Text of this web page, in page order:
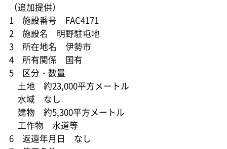
（追加提供）
1 施設番号 FAC4171
2 施設名 明野駐屯地
3 所在地名 伊勢市
4 所有関係 国有
5 区分・数量
土地 約23,000平方メートル
水域 なし
建物 約5,300平方メートル
工作物 水道等
6 返還年月日 なし